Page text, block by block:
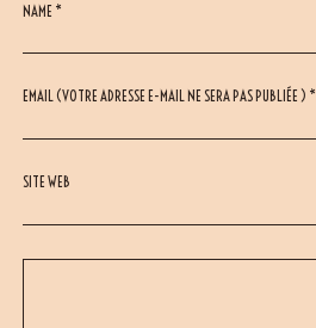
NAME *
EMAIL (VOTRE ADRESSE E-MAIL NE SERA PAS PUBLIÉE ) *
SITE WEB